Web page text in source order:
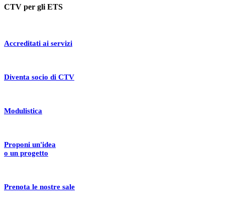
CTV per gli ETS
Accreditati ai servizi
Diventa socio di CTV
Modulistica
Proponi un'idea
o un progetto
Prenota le nostre sale